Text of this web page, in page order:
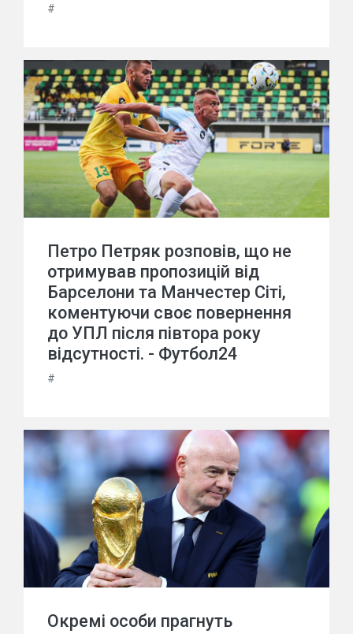
#
Петро Петряк розповів, що не
отримував пропозицій від
Барселони та Манчестер Сіті,
коментуючи своє повернення
до УПЛ після півтора року
відсутності. - Футбол24
#
Окремі особи прагнуть